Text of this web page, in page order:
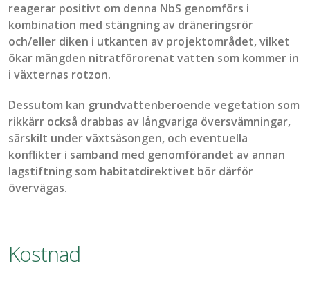
reagerar positivt om denna NbS genomförs i
kombination med stängning av dräneringsrör
och/eller diken i utkanten av projektområdet, vilket
ökar mängden nitratförorenat vatten som kommer in
i växternas rotzon.
Dessutom kan grundvattenberoende vegetation som
rikkärr också drabbas av långvariga översvämningar,
särskilt under växtsäsongen, och eventuella
konflikter i samband med genomförandet av annan
lagstiftning som habitatdirektivet bör därför
övervägas.
Kostnad